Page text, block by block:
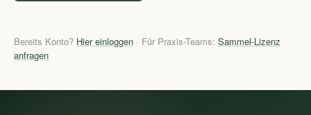
Bereits Konto? Hier einloggen · Für Praxis-Teams: Sammel-Lizenz
anfragen